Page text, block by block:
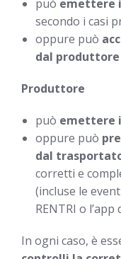
può emettere
secondo i casi
oppure può
dal produttore
Produttore
può emettere
oppure può
dal
corretti e
(incluse le
RENTRI o l’app
In ogni caso, è